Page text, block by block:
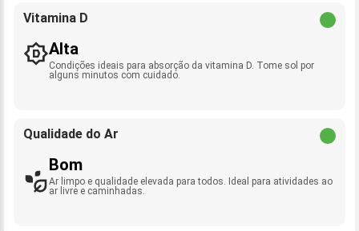
Vitamina D
Alta
Condições ideais para absorção da vitamina D. Tome sol por
alguns minutos com cuidado.
Qualidade do Ar
Bom
Ar limpo e qualidade elevada para todos. Ideal para atividades ao
ar livre e caminhadas.